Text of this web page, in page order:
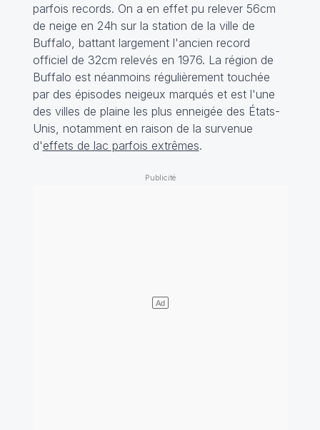
parfois records. On a en effet pu relever 56cm
de neige en 24h sur la station de la ville de
Buffalo, battant largement l'ancien record
officiel de 32cm relevés en 1976. La région de
Buffalo est néanmoins régulièrement touchée
par des épisodes neigeux marqués et est l'une
des villes de plaine les plus enneigée des États-
Unis, notamment en raison de la survenue
d'effets de lac parfois extrêmes.